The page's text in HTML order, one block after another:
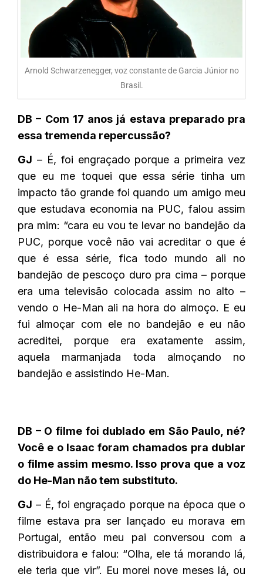
Arnold Schwarzenegger, voz constante de Garcia Júnior no
Brasil.
DB – Com 17 anos já estava preparado pra
essa tremenda repercussão?
GJ – É, foi engraçado porque a primeira vez
que eu me toquei que essa série tinha um
impacto tão grande foi quando um amigo meu
que estudava economia na PUC, falou assim
pra mim: “cara eu vou te levar no bandejão da
PUC, porque você não vai acreditar o que é
que é essa série, fica todo mundo ali no
bandejão de pescoço duro pra cima – porque
era uma televisão colocada assim no alto –
vendo o He-Man ali na hora do almoço. E eu
fui almoçar com ele no bandejão e eu não
acreditei, porque era exatamente assim,
aquela marmanjada toda almoçando no
bandejão e assistindo He-Man.
DB – O filme foi dublado em São Paulo, né?
Você e o Isaac foram chamados pra dublar
o filme assim mesmo. Isso prova que a voz
do He-Man não tem substituto.
GJ – É, foi engraçado porque na época que o
filme estava pra ser lançado eu morava em
Portugal, então meu pai conversou com a
distribuidora e falou: “Olha, ele tá morando lá,
ele teria que vir”. Eu morei nove meses lá, ou